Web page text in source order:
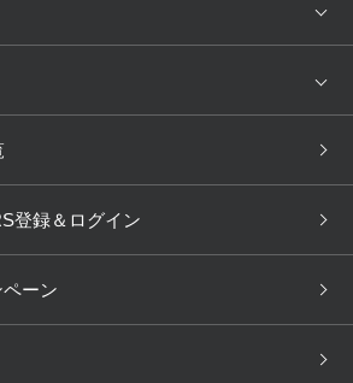
une nana cool
Mens Innerwear
ス
ワコールスタイル
ナム 人間科学研究開発センター見
登録＆ログイン
ーン